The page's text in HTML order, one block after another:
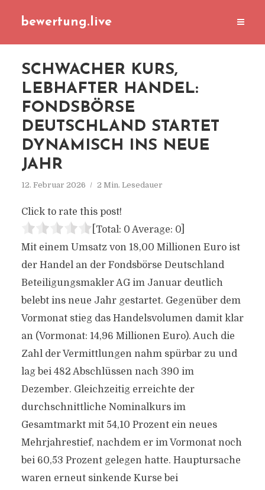
bewertung.live
SCHWACHER KURS,
LEBHAFTER HANDEL:
FONDSBÖRSE
DEUTSCHLAND STARTET
DYNAMISCH INS NEUE
JAHR
12. Februar 2026 2 Min. Lesedauer
Click to rate this post!
[Total: 0 Average: 0]
Mit einem Umsatz von 18,00 Millionen Euro ist
der Handel an der Fondsbörse Deutschland
Beteiligungsmakler AG im Januar deutlich
belebt ins neue Jahr gestartet. Gegenüber dem
Vormonat stieg das Handelsvolumen damit klar
an (Vormonat: 14,96 Millionen Euro). Auch die
Zahl der Vermittlungen nahm spürbar zu und
lag bei 482 Abschlüssen nach 390 im
Dezember. Gleichzeitig erreichte der
durchschnittliche Nominalkurs im
Gesamtmarkt mit 54,10 Prozent ein neues
Mehrjahrestief, nachdem er im Vormonat noch
bei 60,53 Prozent gelegen hatte. Hauptursache
waren erneut sinkende Kurse bei